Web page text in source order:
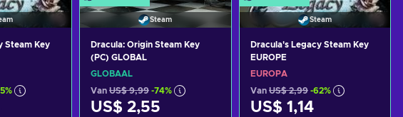
Steam Key
Steam
Dracula: Origin Steam Key
(PC) GLOBAL
GLOBAAL
Van US$ 9,99 -74%
US$ 2,55
Steam
Dracula's Legacy Steam Key
EUROPE
EUROPA
Van US$ 2,99 -62%
US$ 1,14